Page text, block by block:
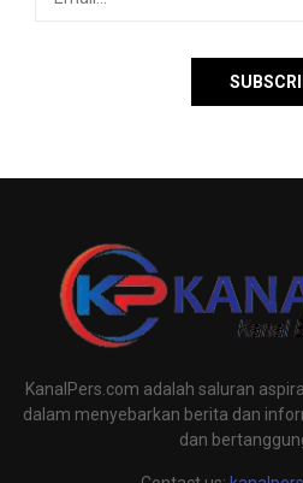
KanalPers.com adalah saluran
dalam menyebarkan berita dan
dan